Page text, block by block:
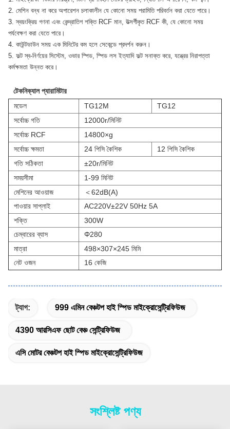
2. মেশিন বন্ধ না করে অপারেশন চলাকালীন যে কোনো সময় পরামিতি পরিবর্তন করা যেতে পারে।
3. স্বয়ংক্রিয় গণনা এবং কেন্দ্রাতিগ শক্তি RCF মান, উত্সর্গীকৃত RCF কী, যে কোনো সময়
পর্যবেক্ষণ করা যেতে পারে।
4. কাউন্টডাউন সময় এক মিনিটের কম হলে সেকেন্ডে প্রদর্শন করুন।
5. ফল্ট স্ব-নির্ণয়ের সিস্টেম, ওভার স্পিড, স্পিড লস ইত্যাদি ফল্ট সনাক্ত করে, যন্ত্রের নিরাপত্তা
কর্মক্ষমতা উন্নত করে।
টেকনিক্যাল প্যারামিটার
মডেল
TG12M
TG12
সর্বোচ্চ গতি
12000r/মিনিট
সর্বোচ্চ RCF
14800×g
সর্বোচ্চ ক্ষমতা
24 পিসি কৈশিক
12 পিসি কৈশিক
গতি সঠিকতা
±20r/মিনিট
সময়সীমা
1-99 মিনিট
মেশিনের আওয়াজ
＜62dB(A)
পাওয়ার সাপ্লাই
AC220V±22V 50Hz 5A
শক্তি
300W
চেম্বারের ব্যাস
Φ280
মাত্রা
498×307×245 মিমি
নেট ওজন
16 কেজি
ট্যাগ: 999 এমিন বেঞ্চটপ হাই স্পিড মাইক্রোসেন্ট্রিফিউজ
4390 আরসিএফ ছোট বেঞ্চ সেন্ট্রিফিউজ
এসি মোটর বেঞ্চটপ হাই স্পিড মাইক্রোসেন্ট্রিফিউজ
সংশ্লিষ্ট পণ্য